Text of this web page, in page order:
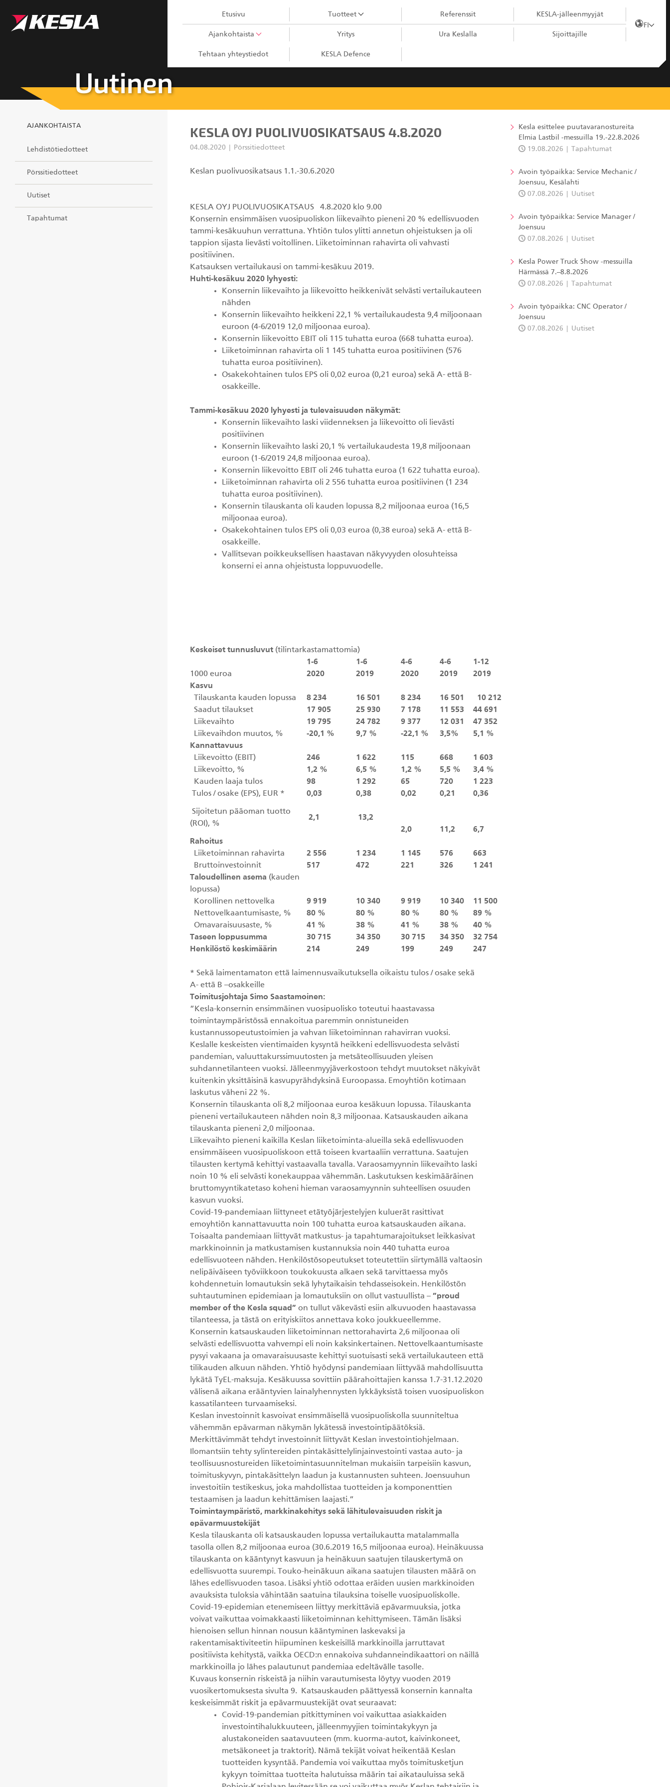
Etusivu Tuotteet
Kahmarit II
Metsäkonenosturit
Kuormaimet
Referenssit KESLA-jälleenmyyjät
Ajankohtaista Yritys Ura Keslalla Sijoittajille
Tehtaan yhteystiedot KESLA Defence
FI
Uutinen
AJANKOHTAISTA
Lehdistötiedotteet
Pörssitiedotteet
Uutiset
Tapahtumat
KESLA OYJ PUOLIVUOSIKATSAUS 4.8.2020
04.08.2020 Pörssitiedotteet
Keslan puolivuosikatsaus 1.1.-30.6.2020
KESLA OYJ PUOLIVUOSIKATSAUS 4.8.2020 klo 9.00
Konsernin ensimmäisen vuosipuoliskon liikevaihto pieneni 20 % edellisvuoden
tammi-kesäkuuhun verrattuna. Yhtiön tulos ylitti annetun ohjeistuksen ja oli
tappion sijasta lievästi voitollinen. Liiketoiminnan rahavirta oli vahvasti
positiivinen.
Katsauksen vertailukausi on tammi-kesäkuu 2019.
Huhti-kesäkuu 2020 lyhyesti:
Konsernin liikevaihto ja liikevoitto heikkenivät selvästi vertailukauteen
nähden
Konsernin liikevaihto heikkeni 22,1 % vertailukaudesta 9,4 miljoonaan
euroon (4-6/2019 12,0 miljoonaa euroa).
Konsernin liikevoitto EBIT oli 115 tuhatta euroa (668 tuhatta euroa).
Liiketoiminnan rahavirta oli 1 145 tuhatta euroa positiivinen (576
tuhatta euroa positiivinen).
Osakekohtainen tulos EPS oli 0,02 euroa (0,21 euroa) sekä A- että B-
osakkeille.
Tammi-kesäkuu 2020 lyhyesti ja tulevaisuuden näkymät:
Konsernin liikevaihto laski viidenneksen ja liikevoitto oli lievästi
positiivinen
Konsernin liikevaihto laski 20,1 % vertailukaudesta 19,8 miljoonaan
euroon (1-6/2019 24,8 miljoonaa euroa).
Konsernin liikevoitto EBIT oli 246 tuhatta euroa (1 622 tuhatta euroa).
Liiketoiminnan rahavirta oli 2 556 tuhatta euroa positiivinen (1 234
tuhatta euroa positiivinen).
Konsernin tilauskanta oli kauden lopussa 8,2 miljoonaa euroa (16,5
miljoonaa euroa).
Osakekohtainen tulos EPS oli 0,03 euroa (0,38 euroa) sekä A- että B-
osakkeille.
Vallitsevan poikkeuksellisen haastavan näkyvyyden olosuhteissa
konserni ei anna ohjeistusta loppuvuodelle.
Keskeiset tunnusluvut (tilintarkastamattomia)
1-6
1-6 4-6 4-6
1-12
1000 euroa
2020 2019 2020 2019
2019
Kasvu
Tilauskanta kauden lopussa
8 234 16 501 8 234 16 501
10 212
Saadut tilaukset
17 905 25 930 7 178 11 553
44 691
Liikevaihto
19 795 24 782 9 377 12 031
47 352
Liikevaihdon muutos, %
-20,1 % 9,7 % -22,1 % 3,5%
5,1 %
Kannattavuus
Liikevoitto (EBIT)
246 1 622 115 668
1 603
Liikevoitto, %
1,2 % 6,5 % 1,2 % 5,5 %
3,4 %
Kauden laaja tulos
98 1 292 65 720
1 223
Tulos / osake (EPS), EUR *
0,03 0,38 0,02 0,21 0,36
Sijoitetun pääoman tuotto
(ROI), %
2,1
13,2
2,0
11,2
6,7
Rahoitus
Liiketoiminnan rahavirta
2 556 1 234 1 145 576
663
Bruttoinvestoinnit
517 472 221 326
1 241
Taloudellinen asema (kauden
lopussa)
Korollinen nettovelka
9 919 10 340 9 919 10 340
11 500
Nettovelkaantumisaste, %
80 % 80 % 80 % 80 %
89 %
Omavaraisuusaste, %
41 % 38 % 41 % 38 %
40 %
Taseen loppusumma
30 715 34 350 30 715 34 350
32 754
Henkilöstö keskimäärin
214 249 199 249 247
* Sekä laimentamaton että laimennusvaikutuksella oikaistu tulos / osake sekä
A- että B –osakkeille
Toimitusjohtaja Simo Saastamoinen:
”Kesla-konsernin ensimmäinen vuosipuolisko toteutui haastavassa
toimintaympäristössä ennakoitua paremmin onnistuneiden
kustannussopeutustoimien ja vahvan liiketoiminnan rahavirran vuoksi.
Keslalle keskeisten vientimaiden kysyntä heikkeni edellisvuodesta selvästi
pandemian, valuuttakurssimuutosten ja metsäteollisuuden yleisen
suhdannetilanteen vuoksi. Jälleenmyyjäverkostoon tehdyt muutokset näkyivät
kuitenkin yksittäisinä kasvupyrähdyksinä Euroopassa. Emoyhtiön kotimaan
laskutus väheni 22 %.
Konsernin tilauskanta oli 8,2 miljoonaa euroa kesäkuun lopussa. Tilauskanta
pieneni vertailukauteen nähden noin 8,3 miljoonaa. Katsauskauden aikana
tilauskanta pieneni 2,0 miljoonaa.
Liikevaihto pieneni kaikilla Keslan liiketoiminta-alueilla sekä edellisvuoden
ensimmäiseen vuosipuoliskoon että toiseen kvartaaliin verrattuna. Saatujen
tilausten kertymä kehittyi vastaavalla tavalla. Varaosamyynnin liikevaihto laski
noin 10 % eli selvästi konekauppaa vähemmän. Laskutuksen keskimääräinen
bruttomyyntikatetaso koheni hieman varaosamyynnin suhteellisen osuuden
kasvun vuoksi.
Covid-19-pandemiaan liittyneet etätyöjärjestelyjen kuluerät rasittivat
emoyhtiön kannattavuutta noin 100 tuhatta euroa katsauskauden aikana.
Toisaalta pandemiaan liittyvät matkustus- ja tapahtumarajoitukset leikkasivat
markkinoinnin ja matkustamisen kustannuksia noin 440 tuhatta euroa
edellisvuoteen nähden. Henkilöstösopeutukset toteutettiin siirtymällä valtaosin
nelipäiväiseen työviikkoon toukokuusta alkaen sekä tarvittaessa myös
kohdennetuin lomautuksin sekä lyhytaikaisin tehdasseisokein. Henkilöstön
suhtautuminen epidemiaan ja lomautuksiin on ollut vastuullista – ”proud
member of the Kesla squad” on tullut väkevästi esiin alkuvuoden haastavassa
tilanteessa, ja tästä on erityiskiitos annettava koko joukkueellemme.
Konsernin katsauskauden liiketoiminnan nettorahavirta 2,6 miljoonaa oli
selvästi edellisvuotta vahvempi eli noin kaksinkertainen. Nettovelkaantumisaste
pysyi vakaana ja omavaraisuusaste kehittyi suotuisasti sekä vertailukauteen että
tilikauden alkuun nähden. Yhtiö hyödynsi pandemiaan liittyvää mahdollisuutta
lykätä TyEL-maksuja. Kesäkuussa sovittiin päärahoittajien kanssa 1.7-31.12.2020
välisenä aikana erääntyvien lainalyhennysten lykkäyksistä toisen vuosipuoliskon
kassatilanteen turvaamiseksi.
Keslan investoinnit kasvoivat ensimmäisellä vuosipuoliskolla suunniteltua
vähemmän epävarman näkymän lykätessä investointipäätöksiä.
Merkittävimmät tehdyt investoinnit liittyvät Keslan investointiohjelmaan.
Ilomantsiin tehty sylintereiden pintakäsittelylinjainvestointi vastaa auto- ja
teollisuusnostureiden liiketoimintasuunnitelman mukaisiin tarpeisiin kasvun,
toimituskyvyn, pintakäsittelyn laadun ja kustannusten suhteen. Joensuuhun
investoitiin testikeskus, joka mahdollistaa tuotteiden ja komponenttien
testaamisen ja laadun kehittämisen laajasti.”
Toimintaympäristö, markkinakehitys sekä lähitulevaisuuden riskit ja
epävarmuustekijät
Kesla tilauskanta oli katsauskauden lopussa vertailukautta matalammalla
tasolla ollen 8,2 miljoonaa euroa (30.6.2019 16,5 miljoonaa euroa). Heinäkuussa
tilauskanta on kääntynyt kasvuun ja heinäkuun saatujen tilauskertymä on
edellisvuotta suurempi. Touko-heinäkuun aikana saatujen tilausten määrä on
lähes edellisvuoden tasoa. Lisäksi yhtiö odottaa eräiden uusien markkinoiden
avauksista tuloksia vähintään saatuina tilauksina toiselle vuosipuoliskolle.
Covid-19-epidemian etenemiseen liittyy merkittäviä epävarmuuksia, jotka
voivat vaikuttaa voimakkaasti liiketoiminnan kehittymiseen. Tämän lisäksi
hienoisen sellun hinnan nousun kääntyminen laskevaksi ja
rakentamisaktiviteetin hiipuminen keskeisillä markkinoilla jarruttavat
positiivista kehitystä, vaikka OECD:n ennakoiva suhdanneindikaattori on näillä
markkinoilla jo lähes palautunut pandemiaa edeltävälle tasolle.
Kuvaus konsernin riskeistä ja niihin varautumisesta löytyy vuoden 2019
vuosikertomuksesta sivulta 9. Katsauskauden päättyessä konsernin kannalta
keskeisimmät riskit ja epävarmuustekijät ovat seuraavat:
Covid-19-pandemian pitkittyminen voi vaikuttaa asiakkaiden
investointihalukkuuteen, jälleenmyyjien toimintakykyyn ja
alustakoneiden saatavuuteen (mm. kuorma-autot, kaivinkoneet,
metsäkoneet ja traktorit). Nämä tekijät voivat heikentää Keslan
tuotteiden kysyntää. Pandemia voi vaikuttaa myös toimitusketjun
kykyyn toimittaa tuotteita halutuissa määrin tai aikatauluissa sekä
Kesla esittelee puutavaranostureita
Elmia Lastbil -messuilla 19.-22.8.2026
19.08.2026
Tapahtumat
Avoin työpaikka: Service Mechanic /
Joensuu, Kesälahti
07.08.2026
Uutiset
Avoin työpaikka: Service Manager /
Joensuu
07.08.2026
Uutiset
Kesla Power Truck Show -messuilla
Härmässä 7.–8.8.2026
07.08.2026
Tapahtumat
Avoin työpaikka: CNC Operator /
Joensuu
07.08.2026
Uutiset